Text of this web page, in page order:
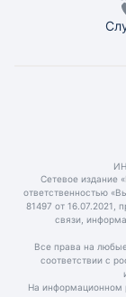
Сетевое издание
ответственностью
81497 от 16.07.2021,
связи,
Все права на
соответствии с
На информационном